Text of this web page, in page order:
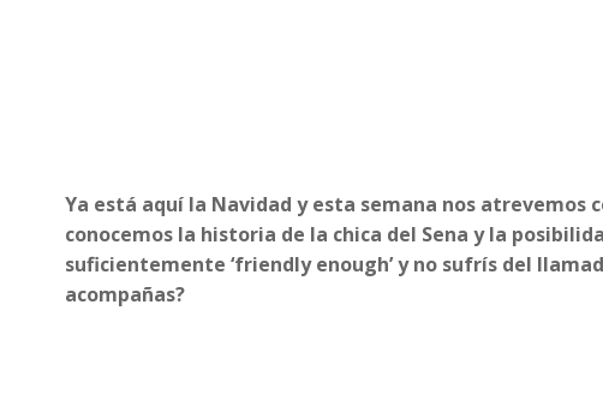
Ya está aquí la Navidad y esta semana nos
conocemos la historia de la chica del Sena y la
suficientemente ‘friendly enough’ y no sufrís del
acompañas?